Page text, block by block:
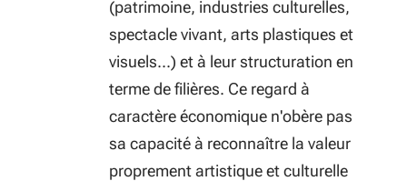
(patrimoine, industries culturelles,
spectacle vivant, arts plastiques et
visuels...) et à leur structuration en
terme de filières. Ce regard à
caractère économique n'obère pas
sa capacité à reconnaître la valeur
proprement artistique et culturelle